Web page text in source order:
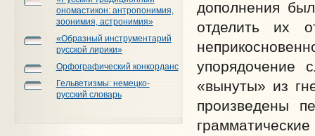
ономастикон: антропонимия,
зоонимия, астронимия»
«Образный инструментарий
русской лирики»
Орфографический конкорданс
Гельветизмы: немецко-
русский словарь
дополнения
отделить их
упорядочение
«вынуты» из
произведены